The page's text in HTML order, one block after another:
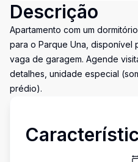
Descrição
Apartamento com um
para o Parque Una, disponível
vaga de garagem. Agende
detalhes, unidade especial
prédio).